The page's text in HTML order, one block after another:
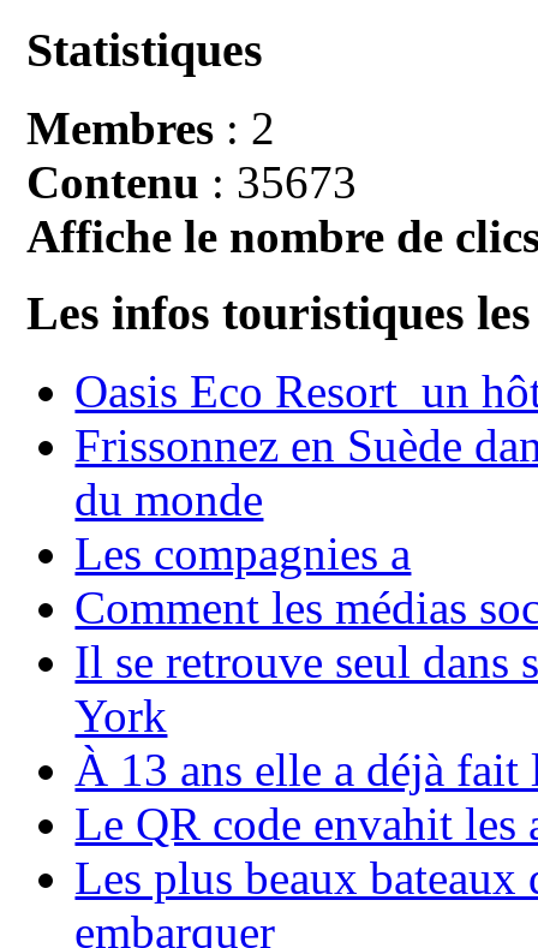
Statistiques
Membres : 2
Contenu : 35673
Affiche le nombre de
Les infos touristiques
Oasis Eco Resort un
Frissonnez en Suède
du monde
Les compagnies a
Comment les médias
Il se retrouve seul dans
York
À 13 ans elle a déjà
Le QR code envahit les
Les plus beaux bateaux
embarquer